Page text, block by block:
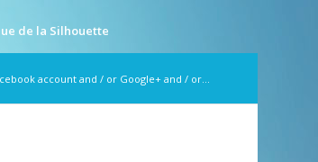
de la Silhouette
account and / or Google+ and / or...